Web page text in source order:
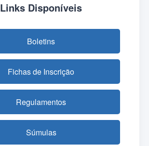
Links Disponíveis
Boletins
Fichas de Inscrição
Regulamentos
Súmulas